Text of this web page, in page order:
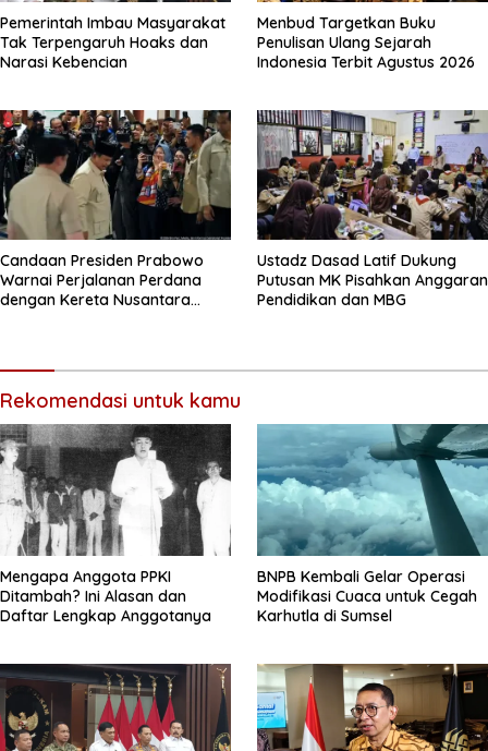
Pemerintah Imbau Masyarakat
Tak Terpengaruh Hoaks dan
Narasi Kebencian
Menbud Targetkan Buku
Penulisan Ulang Sejarah
Indonesia Terbit Agustus 2026
Candaan Presiden Prabowo
Warnai Perjalanan Perdana
dengan Kereta Nusantara
Ustadz Dasad Latif Dukung
Putusan MK Pisahkan Anggaran
Pendidikan dan MBG
Rekomendasi untuk kamu
Mengapa Anggota PPKI
Ditambah? Ini Alasan dan
Daftar Lengkap Anggotanya
BNPB Kembali Gelar Operasi
Modifikasi Cuaca untuk Cegah
Karhutla di Sumsel